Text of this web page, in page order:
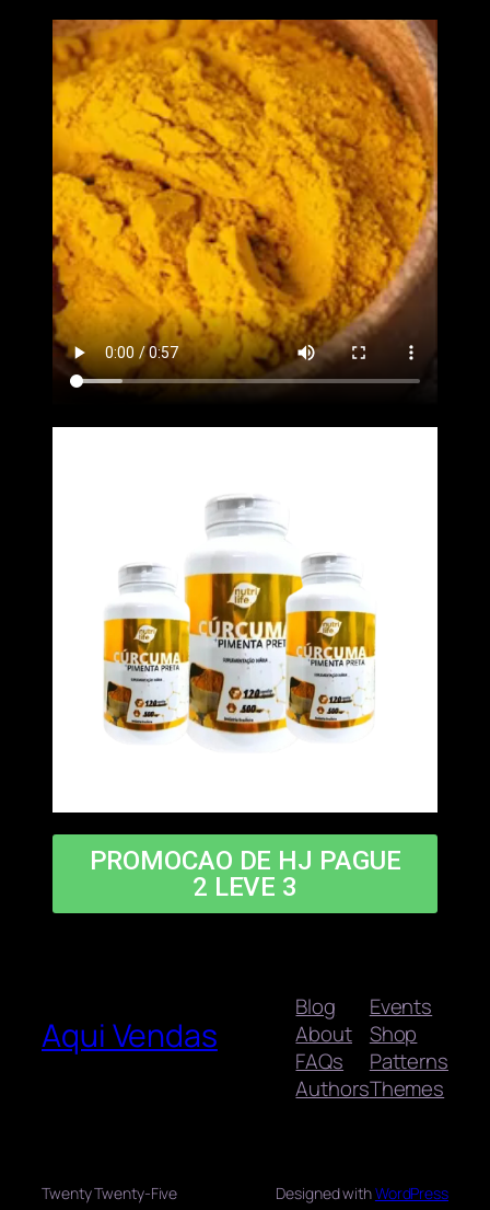
PROMOCAO DE HJ PAGUE
2 LEVE 3
Aqui Vendas
Blog
About
FAQs
Authors
Events
Shop
Patterns
Themes
Twenty Twenty-Five Designed withWordPress